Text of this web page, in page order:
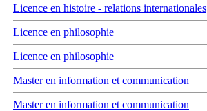
Licence en histoire - relations internationales
Licence en philosophie
Licence en philosophie
Master en information et communication
Master en information et communication